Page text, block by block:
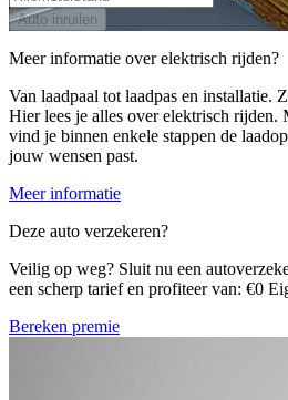
Auto inruilen
Meer informatie over elektrisch rijden?
Van laadpaal tot laadpas en installatie.
Hier lees je alles over elektrisch rijden.
vind je binnen enkele stappen de
jouw wensen past.
Meer informatie
Deze auto verzekeren?
Veilig op weg? Sluit nu een
een scherp tarief en profiteer van: €0
Bereken premie